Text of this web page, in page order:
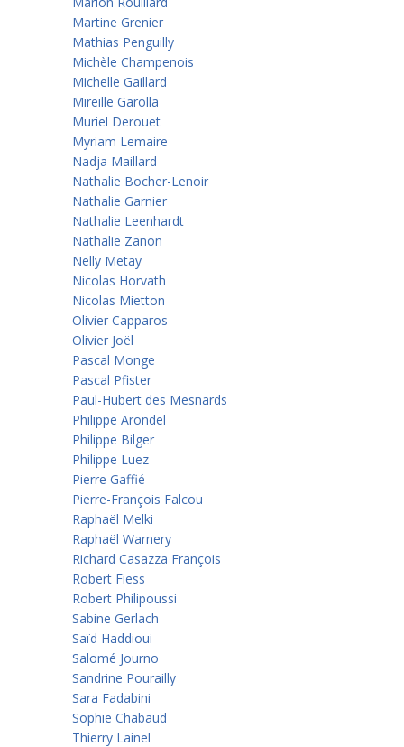
Martine Grenier
Mathias Penguilly
Michèle Champenois
Michelle Gaillard
Mireille Garolla
Muriel Derouet
Myriam Lemaire
Nadja Maillard
Nathalie Bocher-Lenoir
Nathalie Garnier
Nathalie Leenhardt
Nathalie Zanon
Nelly Metay
Nicolas Horvath
Nicolas Mietton
Olivier Capparos
Olivier Joël
Pascal Monge
Pascal Pfister
Paul-Hubert des Mesnards
Philippe Arondel
Philippe Bilger
Philippe Luez
Pierre Gaffié
Pierre-François Falcou
Raphaël Melki
Raphaël Warnery
Richard Casazza François
Robert Fiess
Robert Philipoussi
Sabine Gerlach
Saïd Haddioui
Salomé Journo
Sandrine Pourailly
Sara Fadabini
Sophie Chabaud
Thierry Lainel